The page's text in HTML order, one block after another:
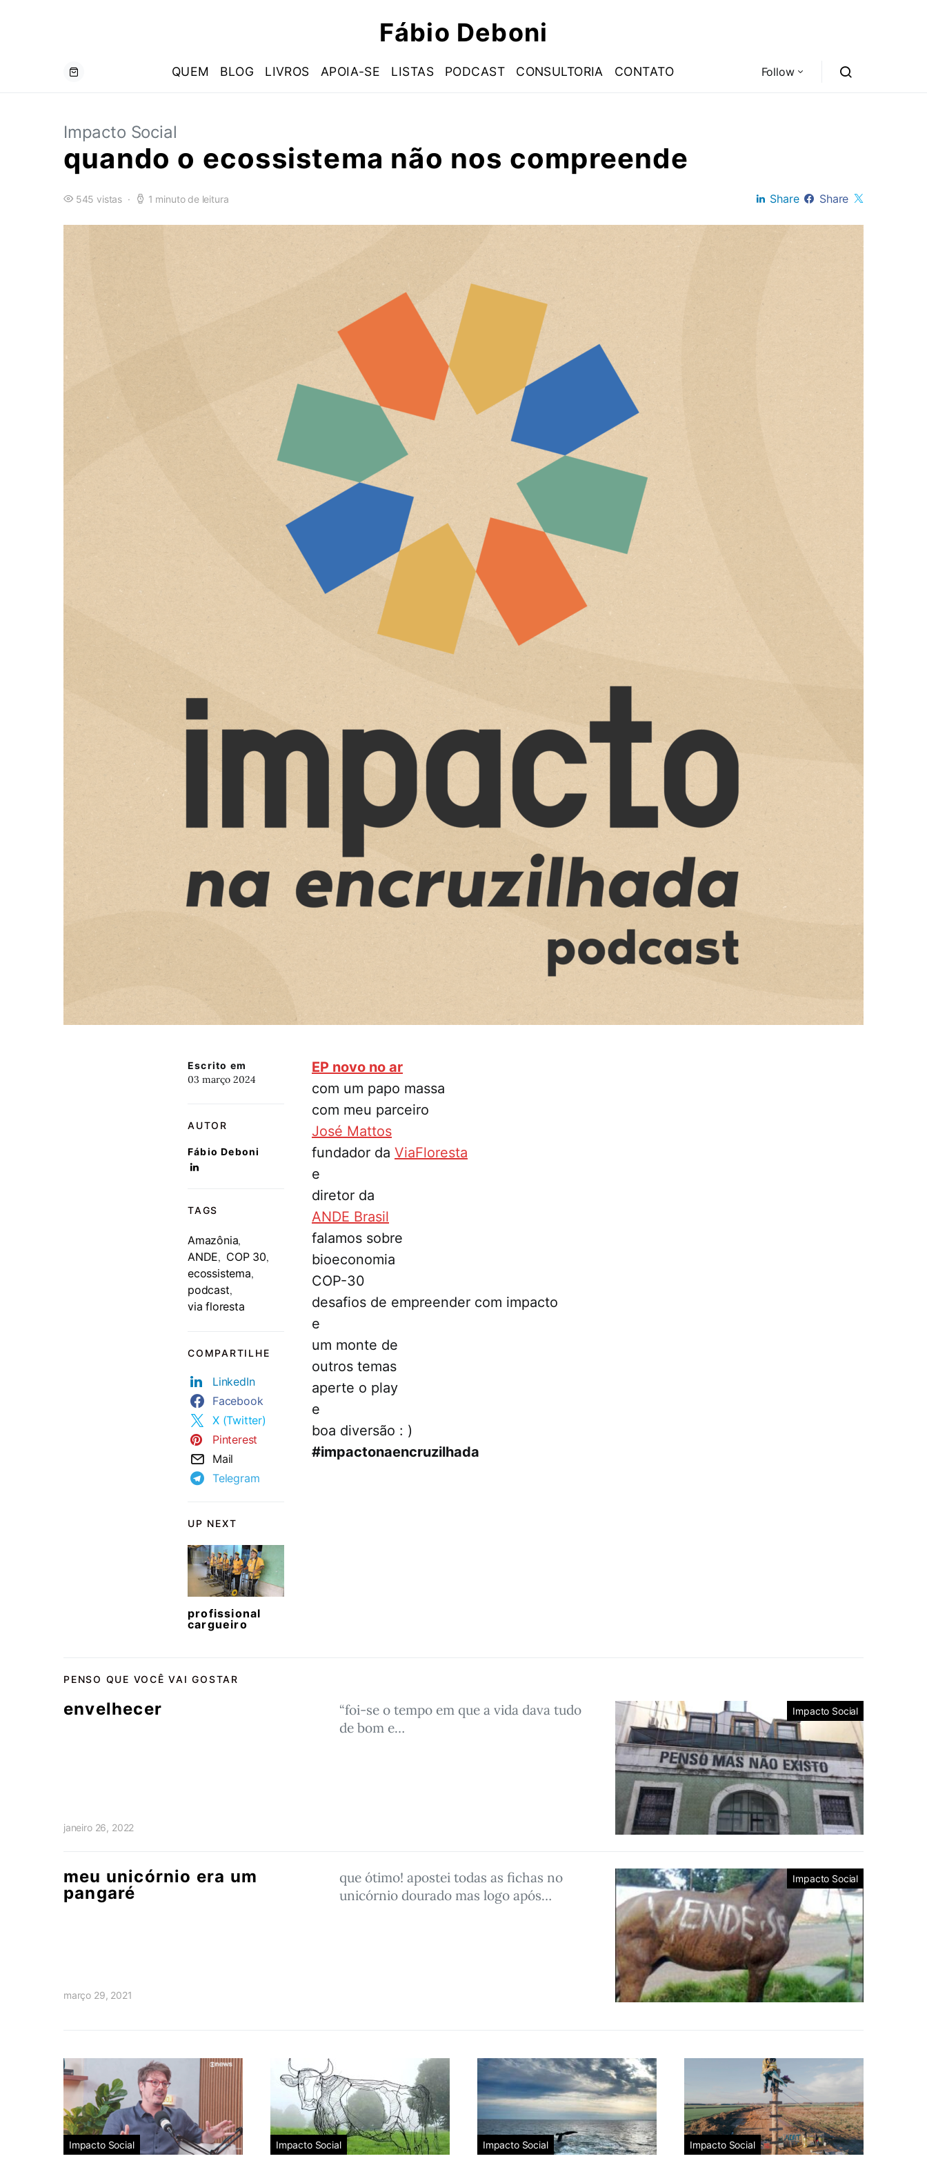
Fábio Deboni
QUEM BLOG LIVROS APOIA-SE LISTAS PODCAST CONSULTORIA CONTATO Follow
Impacto Social
quando o ecossistema não nos compreende
545 vistas 1 minuto de leitura Share Share
UP NEXT
profissional
cargueiro
Escrito em
03 março 2024
AUTOR
Fábio Deboni
TAGS
Amazônia,
ANDE, COP 30,
ecossistema,
podcast,
via floresta
COMPARTILHE
LinkedIn
Facebook
X (Twitter)
Pinterest
Mail
Telegram
EP novo no ar
com um papo massa
com meu parceiro
José Mattos
fundador da ViaFloresta
e
diretor da
ANDE Brasil
falamos sobre
bioeconomia
COP-30
desafios de empreender com impacto
e
um monte de
outros temas
aperte o play
e
boa diversão : )
#impactonaencruzilhada
PENSO QUE VOCÊ VAI GOSTAR
Impacto Social
envelhecer
“foi-se o tempo em que a vida dava tudo
de bom e…
janeiro 26, 2022
Impacto Social
meu unicórnio era um
pangaré
que ótimo! apostei todas as fichas no
unicórnio dourado mas logo após…
março 29, 2021
Impacto Social Impacto Social Impacto Social Impacto Social